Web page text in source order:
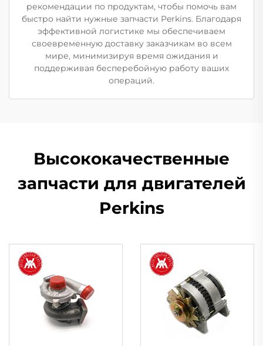
рекомендации по продуктам, чтобы помочь вам
быстро найти нужные запчасти Perkins. Благодаря
эффективной логистике мы обеспечиваем
своевременную доставку заказчикам во всем
мире, минимизируя время ожидания и
поддерживая бесперебойную работу ваших
операций.
Высококачественные
запчасти для двигателей
Perkins